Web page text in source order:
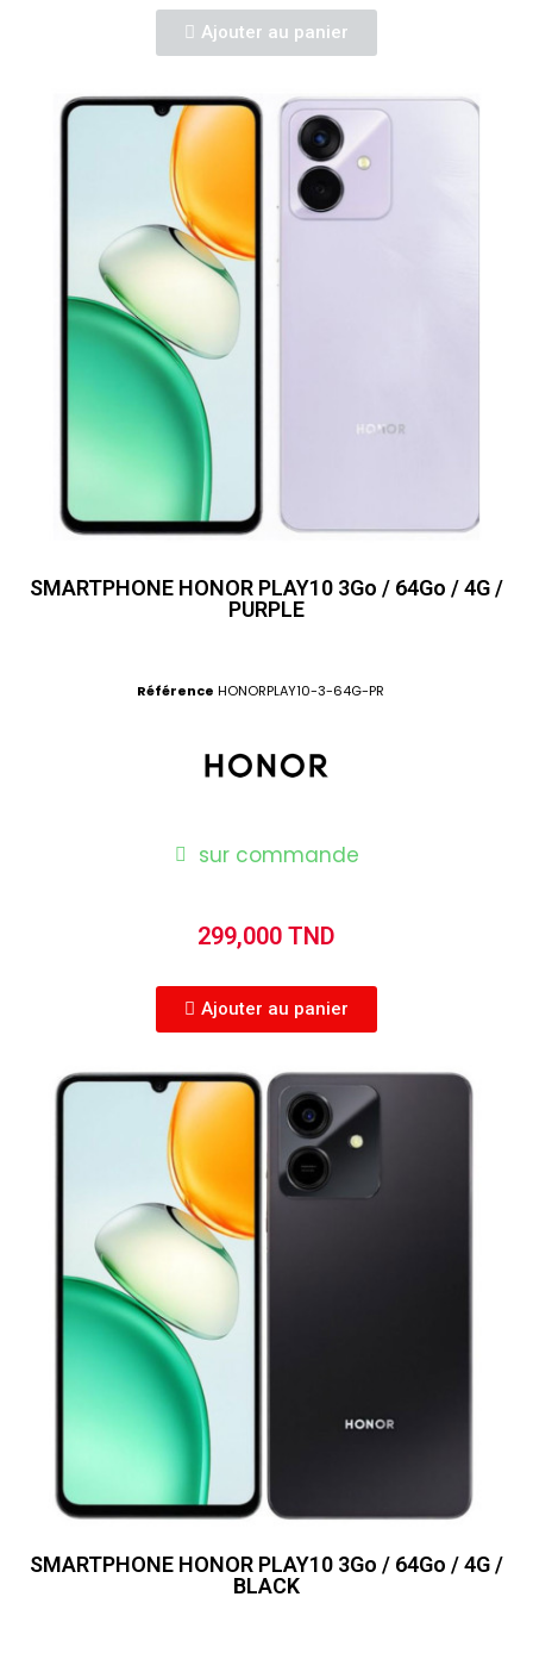
Ajouter au panier
SMARTPHONE HONOR PLAY10 3Go / 64Go / 4G /
PURPLE
Référence HONORPLAY10-3-64G-PR
sur commande
299,000 TND
Ajouter au panier
SMARTPHONE HONOR PLAY10 3Go / 64Go / 4G /
BLACK